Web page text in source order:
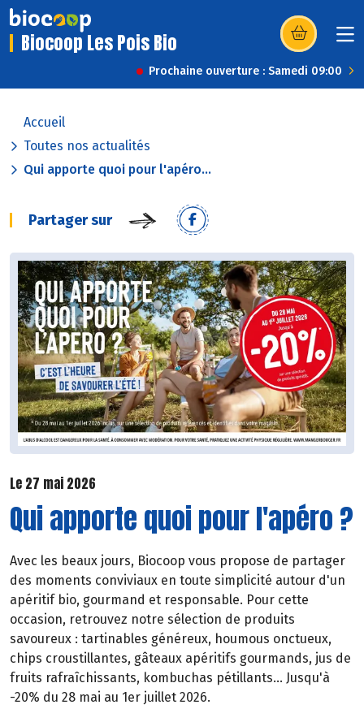
Biocoop Les Pois Bio (s’ouvre dans
Prochaine ouverture : Samedi 09:00
Accueil
Toutes nos actualités
Qui apporte quoi pour l'apéro...
Partager sur
Le 27 mai 2026
Qui apporte quoi pour l'apéro ?
Avec les beaux jours, Biocoop vous propose de partager
des moments conviviaux en toute simplicité autour d'un
apéritif bio, gourmand et responsable. Pour cette
occasion, retrouvez notre sélection de produits
savoureux : tartinables généreux, houmous onctueux,
chips croustillantes, gâteaux apéritifs gourmands, jus de
fruits rafraîchissants, kombuchas pétillants... Jusqu'à
-20% du 28 mai au 1er juillet 2026.